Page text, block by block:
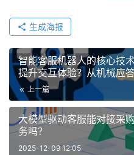
生成海报
智能客服机器人的核心技
提升交互体验？从机械应
术内核，让服务更懂人心
上一篇
大模型驱动客服能对接采
务吗？
2025-12-09 12:05